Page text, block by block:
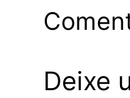
Deixe